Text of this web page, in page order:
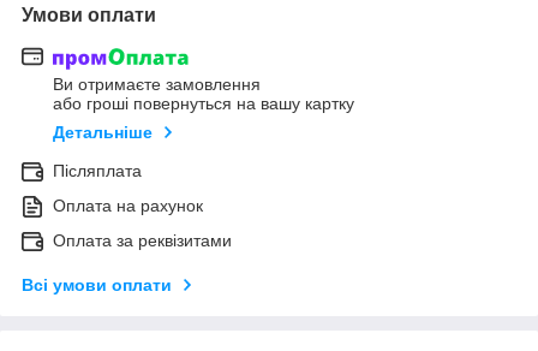
Умови оплати
Ви отримаєте замовлення
або гроші повернуться на вашу картку
Детальніше
Післяплата
Оплата на рахунок
Оплата за реквізитами
Всі умови оплати